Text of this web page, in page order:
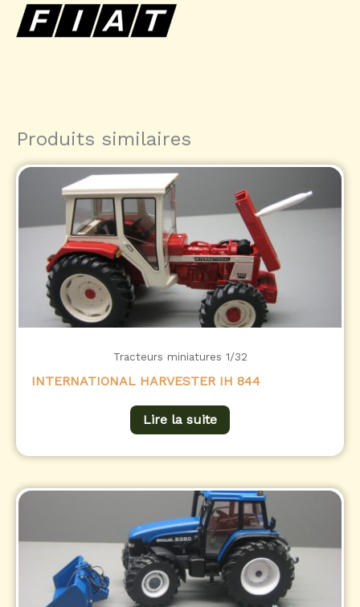
Produits similaires
Tracteurs miniatures 1/32
INTERNATIONAL HARVESTER IH 844
Lire la suite